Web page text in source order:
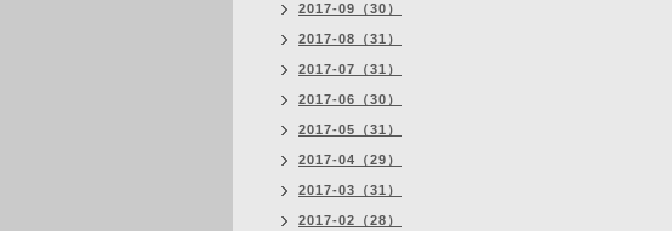
2017-09（30）
2017-08（31）
2017-07（31）
2017-06（30）
2017-05（31）
2017-04（29）
2017-03（31）
2017-02（28）